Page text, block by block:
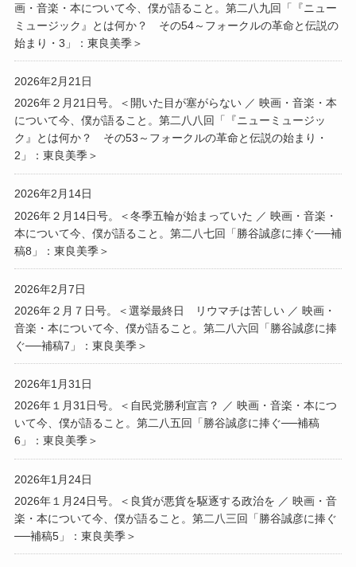
画・音楽・本について今、僕が語ること。第二八九回「『ニュー
ミュージック』とは何か？ その54～フォークルの革命と伝説の
始まり・3」：東良美季＞
2026年2月21日
2026年２月21日号。＜開いた目が塞がらない ／ 映画・音楽・本
について今、僕が語ること。第二八八回「『ニューミュージッ
ク』とは何か？ その53～フォークルの革命と伝説の始まり・
2」：東良美季＞
2026年2月14日
2026年２月14日号。＜冬季五輪が始まっていた ／ 映画・音楽・
本について今、僕が語ること。第二八七回「勝谷誠彦に捧ぐ──補
稿8」：東良美季＞
2026年2月7日
2026年２月７日号。＜選挙最終日 リウマチは苦しい ／ 映画・
音楽・本について今、僕が語ること。第二八六回「勝谷誠彦に捧
ぐ──補稿7」：東良美季＞
2026年1月31日
2026年１月31日号。＜自民党勝利宣言？ ／ 映画・音楽・本につ
いて今、僕が語ること。第二八五回「勝谷誠彦に捧ぐ──補稿
6」：東良美季＞
2026年1月24日
2026年１月24日号。＜良貨が悪貨を駆逐する政治を ／ 映画・音
楽・本について今、僕が語ること。第二八三回「勝谷誠彦に捧ぐ
──補稿5」：東良美季＞